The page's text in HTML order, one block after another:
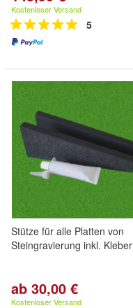
Kostenloser Versand
5
Stütze für alle Platten von
Steingravierung inkl. Kleber
ab 30,00 €
Kostenloser Versand